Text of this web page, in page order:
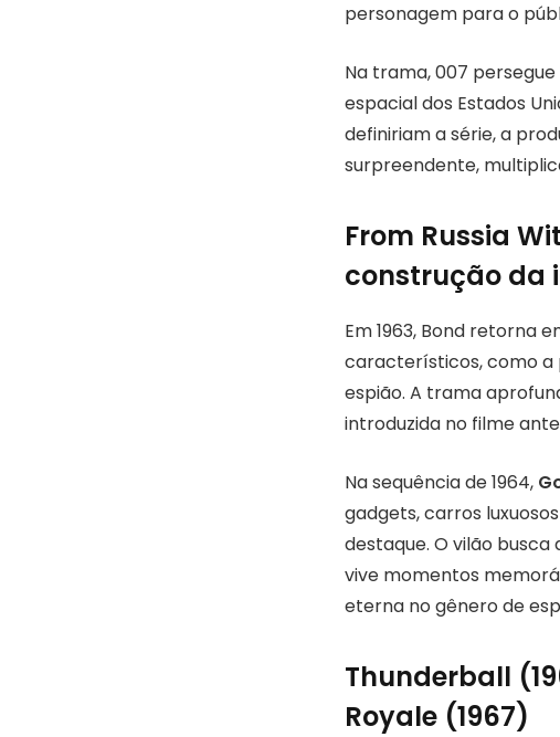
personagem para o
Na trama, 007
espacial dos Estados
definiriam a série, a
surpreendente,
From Russia
construção da
Em 1963, Bond retorna
característicos, como a
espião. A trama
introduzida no filme
Na sequência de 1964,
gadgets, carros
destaque. O vilão
vive momentos
eterna no gênero de
Thunderball
Royale (1967)